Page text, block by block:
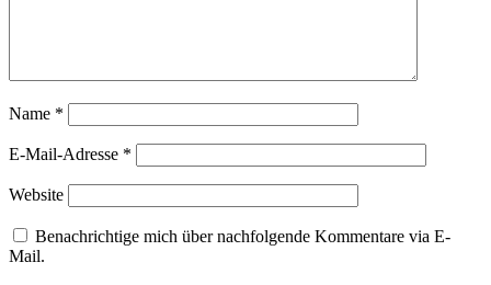
Name *
E-Mail-Adresse *
Website
Benachrichtige mich über nachfolgende Kommentare via E-
Mail.